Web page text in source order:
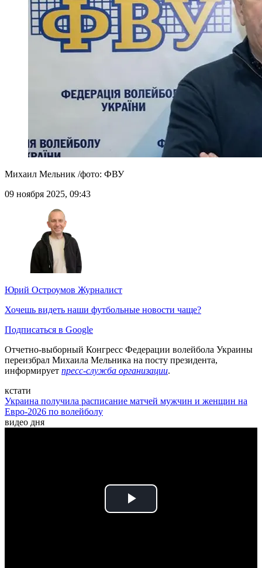
Михаил Мельник /фото: ФВУ
09 ноября 2025, 09:43
Юрий Остроумов Журналист
Хочешь видеть наши футбольные новости чаще?
Подписаться в Google
Отчетно-выборный Конгресс Федерации волейбола Украины
переизбрал Михаила Мельника на посту президента,
информирует пресс-служба организации.
кстати
Украина получила расписание матчей мужчин и женщин на
Евро-2026 по волейболу
видео дня
Play